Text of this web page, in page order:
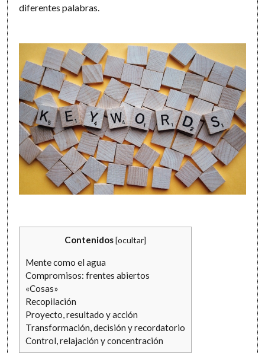
diferentes palabras.
Contenidos [ocultar]
Mente como el agua
Compromisos: frentes abiertos
«Cosas»
Recopilación
Proyecto, resultado y acción
Transformación, decisión y recordatorio
Control, relajación y concentración